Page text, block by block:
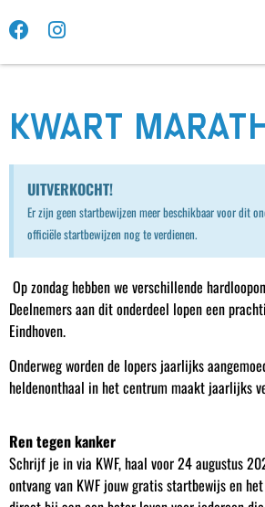
KWART
UITVERKOCHT!
Er zijn geen startbewijzen meer beschikbaar voor dit
officiële startbewijzen nog te verdienen.
Op zondag hebben we verschillende
Deelnemers aan dit onderdeel lopen een
Eindhoven.
Onderweg worden de lopers jaarlijks
heldenonthaal in het centrum maakt jaarlijks
Ren tegen kanker
Schrijf je in via KWF, haal voor 24 augustus
ontvang van KWF jouw gratis startbewijs en